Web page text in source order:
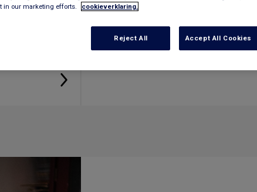
Tegemoetkomingen
in our marketing efforts.
cookieverklaring.
Reject All Accept All Cookies